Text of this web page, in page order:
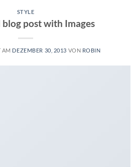
STYLE
blog post with Images
AM DEZEMBER 30, 2013 VON ROBIN